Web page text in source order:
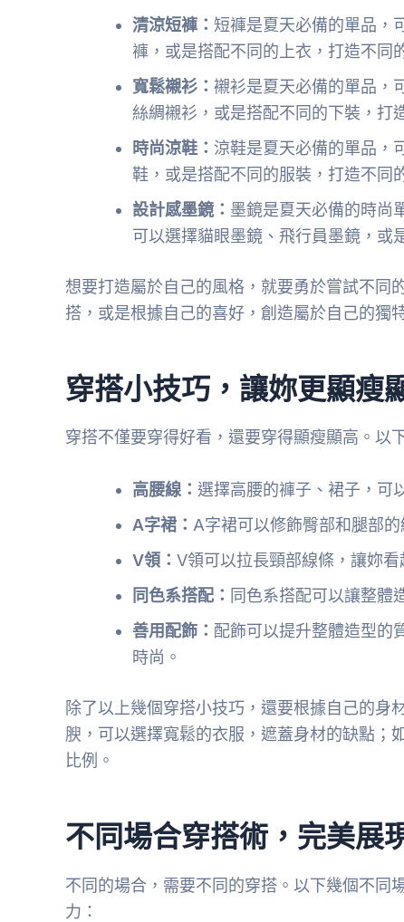
清涼短褲： 短褲是夏天必備的單品，
褲，或是搭配不同的上衣，打造不同
寬鬆襯衫： 襯衫是夏天必備的單品，
絲綢襯衫，或是搭配不同的下裝，打
時尚涼鞋： 涼鞋是夏天必備的單品，
鞋，或是搭配不同的服裝，打造不同
設計感墨鏡： 墨鏡是夏天必備的時尚
可以選擇貓眼墨鏡、飛行員墨鏡，或
想要打造屬於自己的風格，就要勇於嘗試不同
搭，或是根據自己的喜好，創造屬於自己的獨
穿搭小技巧，讓妳更顯瘦
穿搭不僅要穿得好看，還要穿得顯瘦顯高。以
高腰線： 選擇高腰的褲子、裙子，可
A字裙： A字裙可以修飾臀部和腿部
V領： V領可以拉長頸部線條，讓妳看
同色系搭配： 同色系搭配可以讓整體
善用配飾： 配飾可以提升整體造型的
時尚。
除了以上幾個穿搭小技巧，還要根據自己的身
腴，可以選擇寬鬆的衣服，遮蓋身材的缺點；
比例。
不同場合穿搭術，完美展
不同的場合，需要不同的穿搭。以下幾個不同
力：